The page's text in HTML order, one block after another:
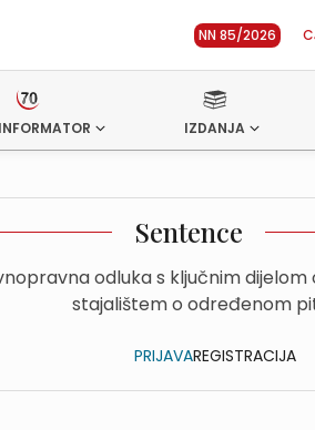
NN 85/2026
IZDANJA
Sentence
odluka s ključnim
stajalištem o određenom
PRIJAVAREGISTRACIJA